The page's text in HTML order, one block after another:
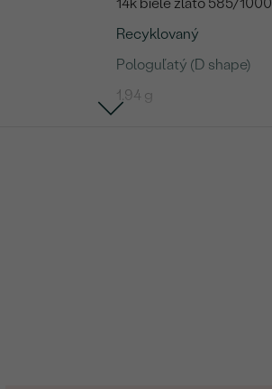
Recyklovaný
Pologuľatý (D shape)
1.94 g